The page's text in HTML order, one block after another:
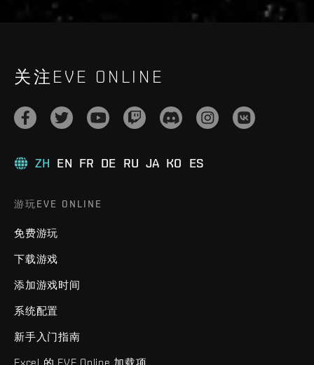
关注EVE ONLINE
ZH EN FR DE RU JA KO ES
游玩EVE ONLINE
免费游玩
下载游戏
添加游戏时间
系统配置
新手入门指南
Excel 的 EVE Online 加载项